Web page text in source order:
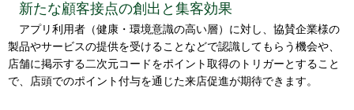
新たな顧客接点の創出と集客効果
アプリ利用者（健康・環境意識の高い層）に対し、協賛企業様の
製品やサービスの提供を受けることなどで認識してもらう機会や、
店舗に掲示する二次元コードをポイント取得のトリガーとすること
で、店頭でのポイント付与を通じた来店促進が期待できます。